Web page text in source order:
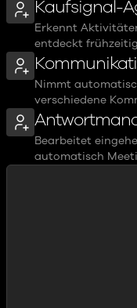
Kaufsignal-
Erkennt
entdeckt
Nimmt
verschiedene
Bearbeitet
automatisch